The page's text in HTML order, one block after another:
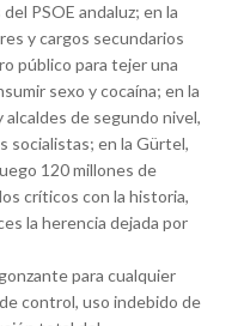
PSOE andaluz; en la
y cargos secundarios
público para tejer una
sexo y cocaína; en la
de segundo nivel,
socialistas; en la Gürtel,
120 millones de
críticos con la historia,
la herencia dejada por
para cualquier
control, uso indebido de